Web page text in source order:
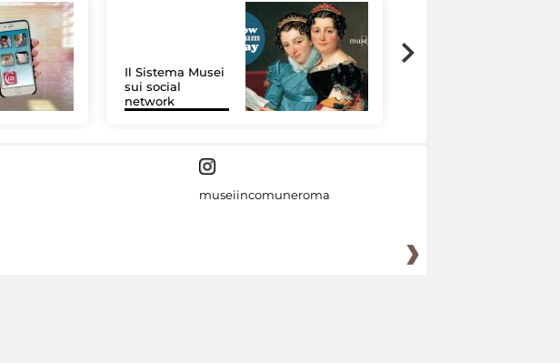
Il Sistema Musei
sui social
network
museiincomuneroma